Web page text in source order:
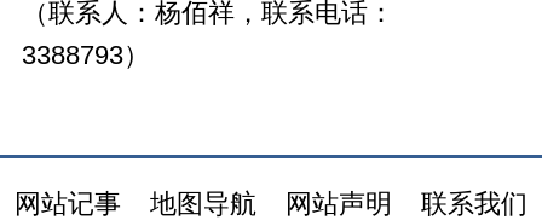
（联系人：杨佰祥，联系电话：
3388793）
网站记事 地图导航 网站声明 联系我们